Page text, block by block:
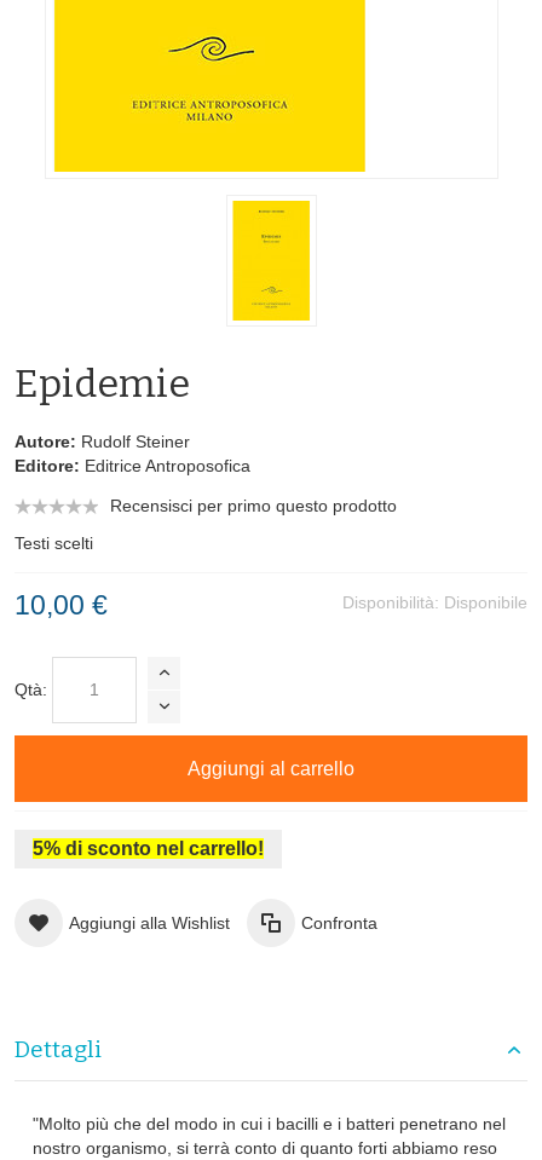
Epidemie
Autore: Rudolf Steiner
Editore: Editrice Antroposofica
Recensisci per primo questo prodotto
Testi scelti
Disponibilità: Disponibile
10,00 €
Qtà:
Aggiungi al carrello
5% di sconto nel carrello!
Aggiungi alla Wishlist Confronta
Dettagli
"Molto più che del modo in cui i bacilli e i batteri penetrano nel
nostro organismo, si terrà conto di quanto forti abbiamo reso